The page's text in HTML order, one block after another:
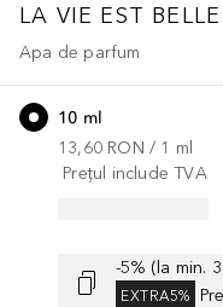
LA VIE EST BELLE
Apa de parfum
10 ml
13,60 RON / 1 ml
Prețul include TVA
-5% (la min.
EXTRA5%